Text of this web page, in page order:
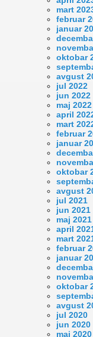
mart
februar
januar
oktobar
avgust
jul 2022
jun 2022
maj 2022
april
mart
februar
januar
oktobar
avgust
jul 2021
jun 2021
maj 2021
april
mart
februar
januar
oktobar
avgust
jul 2020
jun 2020
maj 2020